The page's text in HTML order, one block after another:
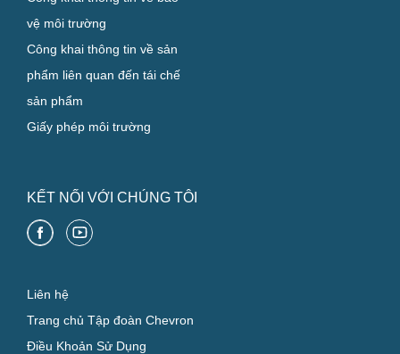
vệ môi trường
Công khai thông tin về sản
phẩm liên quan đến tái chế
sản phẩm
Giấy phép môi trường
KẾT NỐI VỚI CHÚNG TÔI
Liên hệ
Trang chủ Tập đoàn Chevron
Điều Khoản Sử Dụng